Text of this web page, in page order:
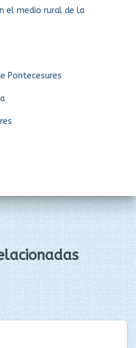
el medio rural de la
Pontecesures